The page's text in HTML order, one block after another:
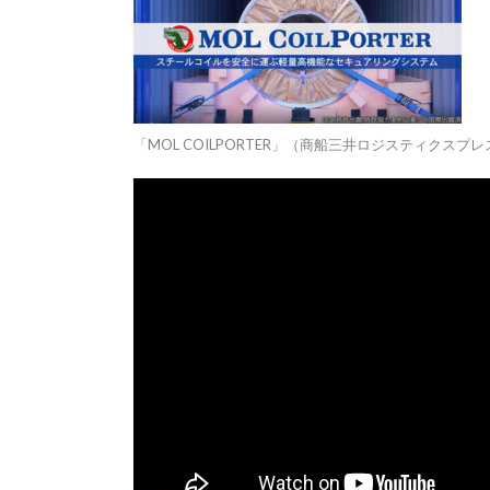
「MOL COILPORTER」（商船三井ロジスティクスプ